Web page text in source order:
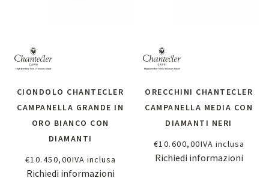
CIONDOLO CHANTECLER
CAMPANELLA GRANDE IN
ORO BIANCO CON
DIAMANTI
€10.450,00IVA inclusa
Richiedi informazioni
ORECCHINI CHANTECLER
CAMPANELLA MEDIA CON
DIAMANTI NERI
€10.600,00IVA inclusa
Richiedi informazioni